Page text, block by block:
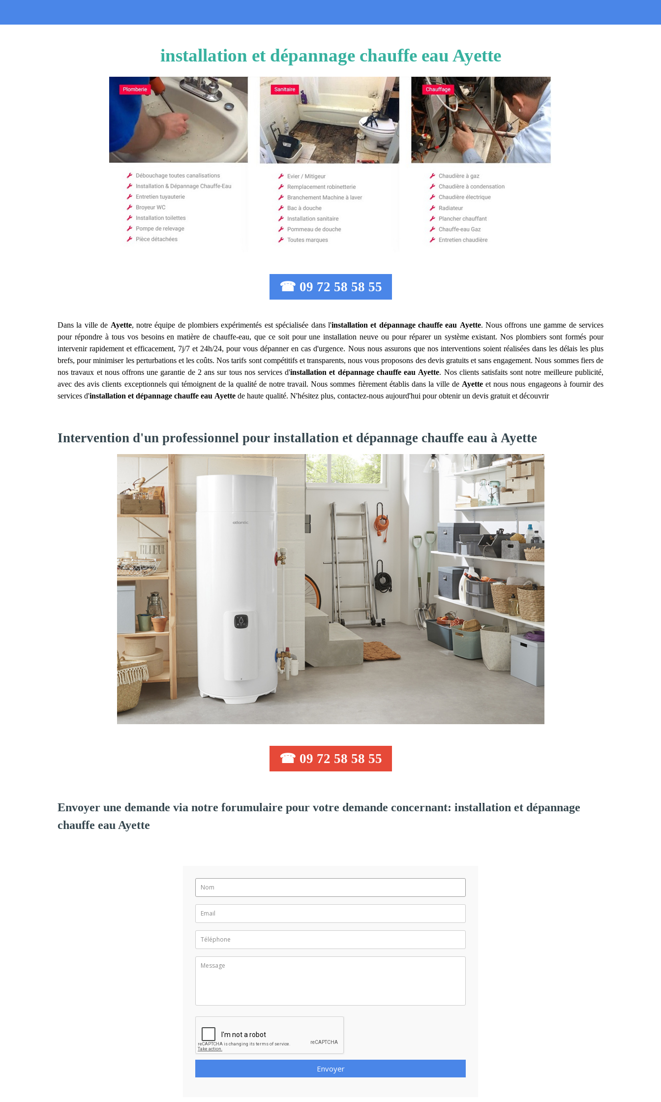
installation et dépannage chauffe eau Ayette
☎ 09 72 58 58 55
Dans la ville de Ayette, notre équipe de plombiers expérimentés est spécialisée dans l'installation et dépannage chauffe eau Ayette. Nous offrons une gamme de services
pour répondre à tous vos besoins en matière de chauffe-eau, que ce soit pour une installation neuve ou pour réparer un système existant. Nos plombiers sont formés pour
intervenir rapidement et efficacement, 7j/7 et 24h/24, pour vous dépanner en cas d'urgence. Nous nous assurons que nos interventions soient réalisées dans les délais les plus
brefs, pour minimiser les perturbations et les coûts. Nos tarifs sont compétitifs et transparents, nous vous proposons des devis gratuits et sans engagement. Nous sommes fiers de
nos travaux et nous offrons une garantie de 2 ans sur tous nos services d'installation et dépannage chauffe eau Ayette. Nos clients satisfaits sont notre meilleure publicité,
avec des avis clients exceptionnels qui témoignent de la qualité de notre travail. Nous sommes fièrement établis dans la ville de Ayette et nous nous engageons à fournir des
services d'installation et dépannage chauffe eau Ayette de haute qualité. N'hésitez plus, contactez-nous aujourd'hui pour obtenir un devis gratuit et découvrir
Intervention d'un professionnel pour installation et dépannage chauffe eau à Ayette
☎ 09 72 58 58 55
Envoyer une demande via notre forumulaire pour votre demande concernant: installation et dépannage
chauffe eau Ayette
Envoyer